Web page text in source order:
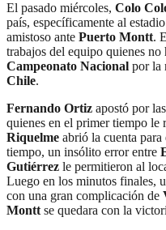
El pasado miércoles, Colo
país, específicamente al
amistoso ante Puerto Montt.
trabajos del equipo quienes
Campeonato Nacional por la
Chile.
Fernando Ortiz apostó por
quienes en el primer tiempo le
Riquelme abrió la cuenta
tiempo, un insólito error entre
Gutiérrez le permitieron al
Luego en los minutos finales,
con una gran complicación de
Montt se quedara con la